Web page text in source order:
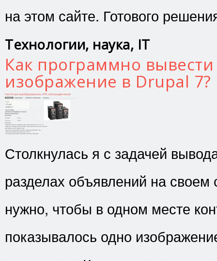
на этом сайте. Готового
Технологии, наука, IT
Как программно
изображение в Drupal 7?
Столкнулась я с задачей
разделах объявлений на
нужно, чтобы в одном месте
показывалось одно